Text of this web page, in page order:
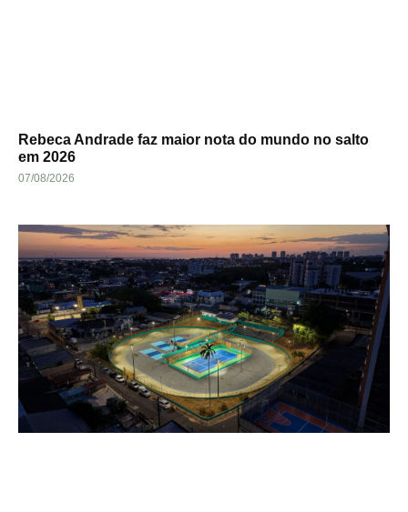
Rebeca Andrade faz maior nota do mundo no salto
em 2026
07/08/2026